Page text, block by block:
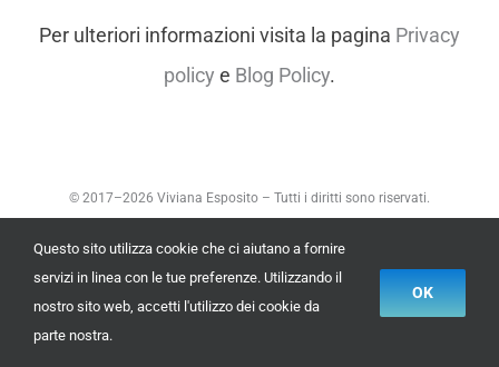
Per ulteriori informazioni visita la pagina Privacy
policy e Blog Policy.
© 2017–2026 Viviana Esposito – Tutti i diritti sono riservati.
WhatsApp
Questo sito utilizza cookie che ci aiutano a fornire
servizi in linea con le tue preferenze. Utilizzando il
nostro sito web, accetti l'utilizzo dei cookie da
parte nostra.
OK